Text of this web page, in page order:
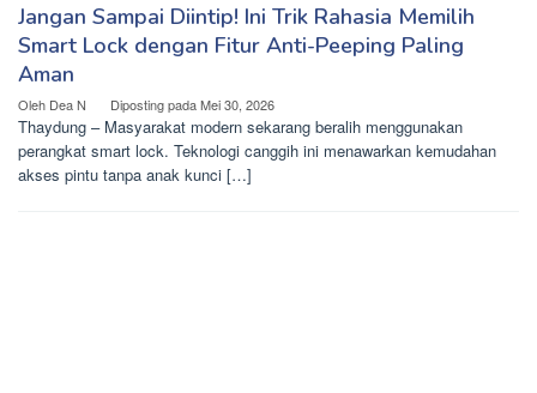
Jangan Sampai Diintip! Ini Trik Rahasia Memilih
Smart Lock dengan Fitur Anti-Peeping Paling
Aman
Oleh Dea N Diposting padaMei 30, 2026
Thaydung – Masyarakat modern sekarang beralih menggunakan
perangkat smart lock. Teknologi canggih ini menawarkan kemudahan
akses pintu tanpa anak kunci […]